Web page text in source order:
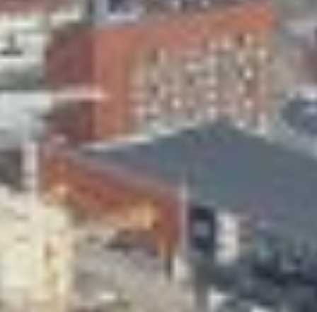
Skeittihalli
Varhaiskasvatus
Ateria- ja välipalamaksut
Mämminiemi
Taideapteekki
Kirjasto